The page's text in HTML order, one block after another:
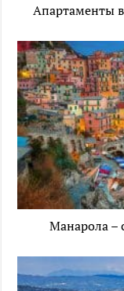
Апартаменты в
Манарола –